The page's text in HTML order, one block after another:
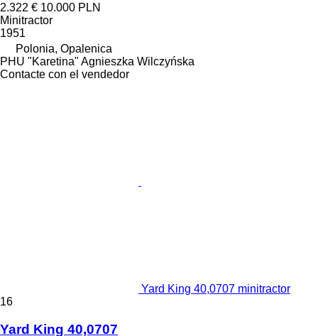
2.322 € 10.000 PLN
Minitractor
1951
Polonia, Opalenica
PHU "Karetina" Agnieszka Wilczyńska
Contacte con el vendedor
Yard King 40,0707 minitractor
16
Yard King 40,0707